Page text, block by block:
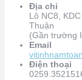
Địa chỉ
Lô NC8,
Thuận
(Gần trường
Email
Điện thoại